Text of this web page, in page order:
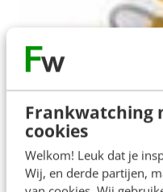
Frankwatching
cookies
Welkom! Leuk dat je
Wij, en derde partijen,
MARKETING
Webanalytics
Wehkamp
Gisteren, 28 mei
opeenvolgende jaar
gepland, wat dit jaar